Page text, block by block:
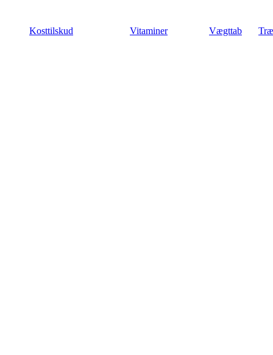
indholdKosttilskud Vitaminer Vægttab